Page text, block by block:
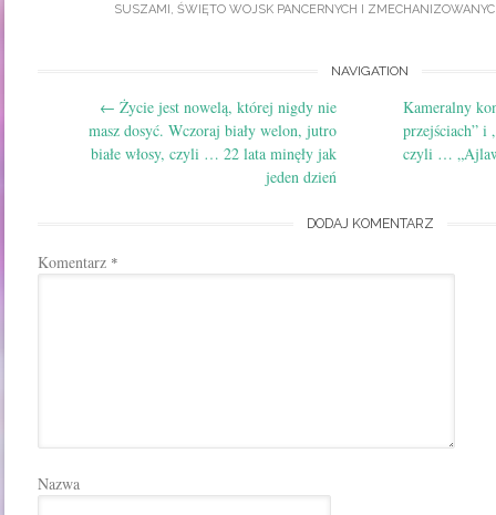
SUSZAMI, ŚWIĘTO WOJSK PANCERNYCH I
navigation
NAVIGATION
← Życie jest nowelą, której nigdy nie
masz dosyć. Wczoraj biały welon, jutro
białe włosy, czyli … 22 lata minęły jak
jeden dzień
Kameralny
przejściach” i
czyli …
DODAJ KOMENTARZ
Komentarz *
Nazwa